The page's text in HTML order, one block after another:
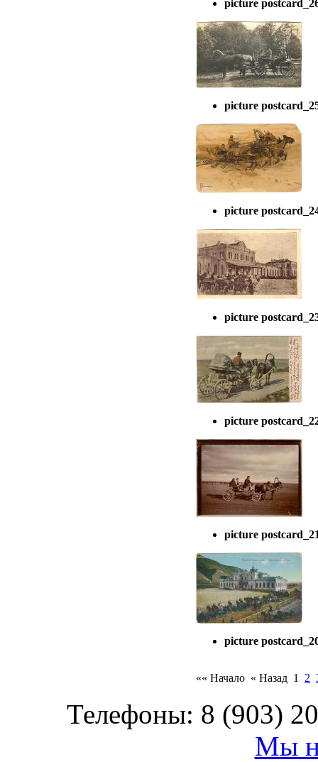
picture
picture
picture
picture
picture
picture
picture
«« Начало « Назад 1 2
Телефоны: 8 (903)
Мы